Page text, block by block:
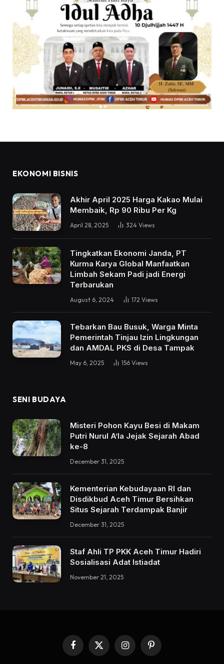
EKONOMI BISNIS
Akhir April 2025 Harga Kakao Mulai
Membaik, Rp 90 Ribu Per Kg
April 28, 2025 324 Views
Tingkatkan Ekonomi Janda, PT
Kurma Karya Global Manfaatkan
Limbah Sekam Padi jadi Energi
Terbarukan
August 6, 2024 172 Views
Tebarkan Bau Busuk, Warga Minta
Pemerintah Tinjau Izin Lingkungan
dan AMDAL PKS di Desa Tampak
May 6, 2025 156 Views
SENI BUDAYA
Misteri Pohon Kayu Besi di Makam
Putri Nurul A’la Jejak Sejarah Abad
ke-8
December 31, 2025
Kementerian Kebudayaan RI dan
Disdikbud Aceh Timur Bersihkan
Situs Sejarah Terdampak Banjir
December 31, 2025
Staf Ahli TP PKK Aceh Timur Hadiri
Sosialisasi Adat Istiadat
November 21, 2025
Facebook
X
InstagramPinterest